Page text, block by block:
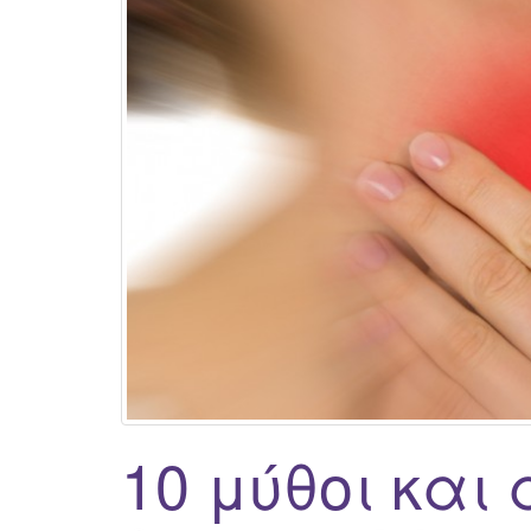
10 μύθοι και